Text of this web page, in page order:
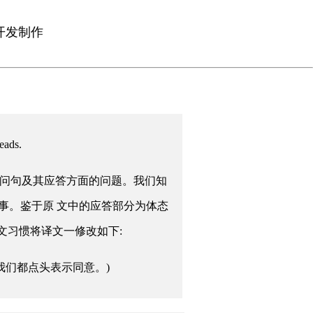
发制作
句及其应答方面的问题。我们知
。鉴于原 文中的应答部分为体态
习惯将译文一修改如下:
们都点头表示同意。)